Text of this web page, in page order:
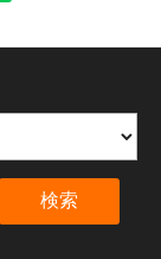
検索